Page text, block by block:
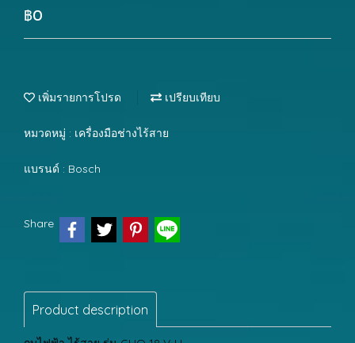
฿0
เพิ่มรายการโปรด เปรียบเทียบ
หมวดหมู่ : เครื่องมือช่างไร้สาย
แบรนด์ : Bosch
Share
Product description